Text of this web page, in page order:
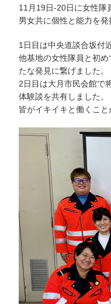
11月19日-20日に女性隊
男女共に個性と能力を
1日目は中央道談合坂付
他基地の女性隊員と初
たな発見に繋げました。
2日目は大月市民会館で
体験談を共有しました。
皆がイキイキと働くこ